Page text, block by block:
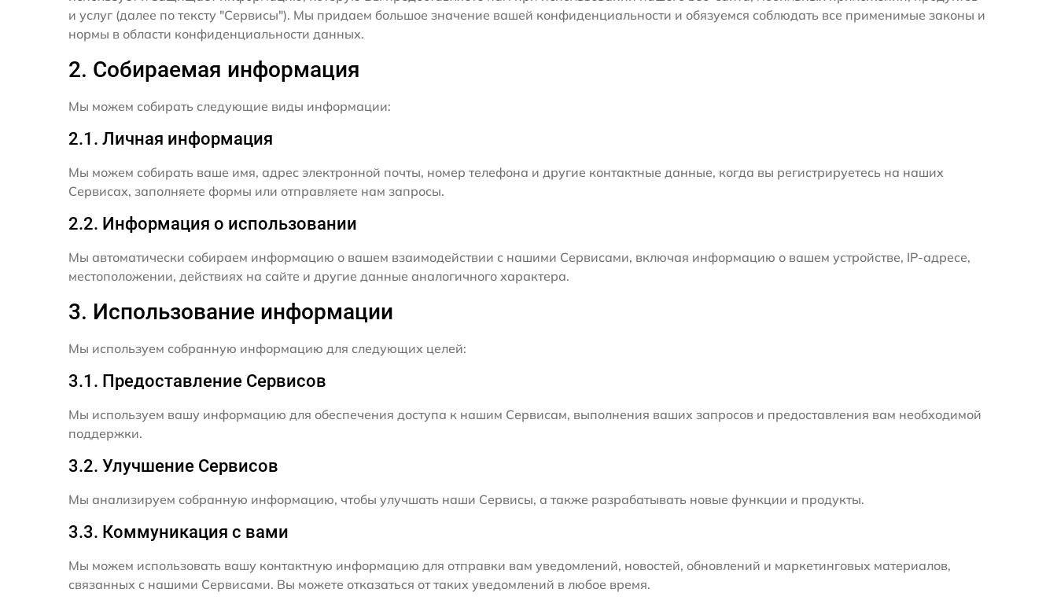
и услуг (далее по тексту "Сервисы"). Мы придаем большое значение вашей конфиденциальности и обязуемся соблюдать все применимые законы и
нормы в области конфиденциальности данных.
2. Собираемая информация
Мы можем собирать следующие виды информации:
2.1. Личная информация
Мы можем собирать ваше имя, адрес электронной почты, номер телефона и другие контактные данные, когда вы регистрируетесь на наших
Сервисах, заполняете формы или отправляете нам запросы.
2.2. Информация о использовании
Мы автоматически собираем информацию о вашем взаимодействии с нашими Сервисами, включая информацию о вашем устройстве, IP-адресе,
местоположении, действиях на сайте и другие данные аналогичного характера.
3. Использование информации
Мы используем собранную информацию для следующих целей:
3.1. Предоставление Сервисов
Мы используем вашу информацию для обеспечения доступа к нашим Сервисам, выполнения ваших запросов и предоставления вам необходимой
поддержки.
3.2. Улучшение Сервисов
Мы анализируем собранную информацию, чтобы улучшать наши Сервисы, а также разрабатывать новые функции и продукты.
3.3. Коммуникация с вами
Мы можем использовать вашу контактную информацию для отправки вам уведомлений, новостей, обновлений и маркетинговых материалов,
связанных с нашими Сервисами. Вы можете отказаться от таких уведомлений в любое время.